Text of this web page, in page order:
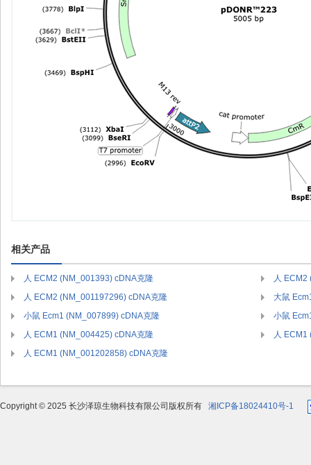
相关产品
人 ECM2 (NM_001393) cDNA克隆
人 ECM2
人 ECM2 (NM_001197296) cDNA克隆
大鼠
小鼠 Ecm1 (NM_007899) cDNA克隆
小鼠
人 ECM1 (NM_004425) cDNA克隆
人 ECM1
人 ECM1 (NM_001202858) cDNA克隆
Copyright © 2025 长沙泽琼生物科技有限公司版权所有 湘ICP备18024410号-1